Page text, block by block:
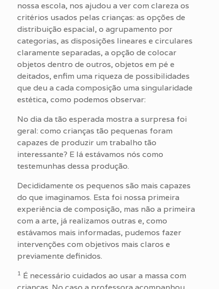
nossa escola, nos ajudou a ver com clareza os
critérios usados pelas crianças: as opções de
distribuição espacial, o agrupamento por
categorias, as disposições lineares e circulares
claramente separadas, a opção de colocar
objetos dentro de outros, objetos em pé e
deitados, enfim uma riqueza de possibilidades
que deu a cada composição uma singularidade
estética, como podemos observar:
No dia da tão esperada mostra a surpresa foi
geral: como crianças tão pequenas foram
capazes de produzir um trabalho tão
interessante? E lá estávamos nós como
testemunhas dessa produção.
Decididamente os pequenos são mais capazes
do que imaginamos. Esta foi nossa primeira
experiência de composição, mas não a primeira
com a arte, já realizamos outras e, como
estávamos mais informadas, pudemos fazer
intervenções com objetivos mais claros e
previamente definidos.
1 É necessário cuidados ao usar a massa com